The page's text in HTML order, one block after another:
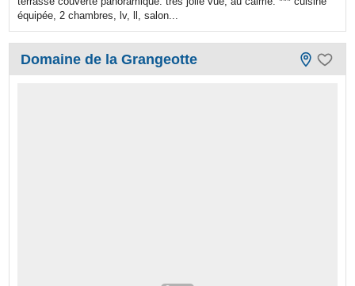
équipée, 2 chambres, lv, ll, salon...
Domaine de la Grangeotte